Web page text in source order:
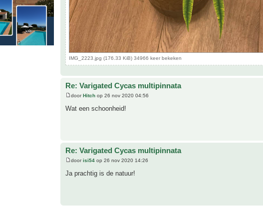
IMG_2223.jpg (176.33 KiB) 34966 keer bekeken
Re: Varigated Cycas multipinnata
doorHitch op 26 nov 2020 04:56
Wat een schoonheid!
Re: Varigated Cycas multipinnata
doorisi54 op 26 nov 2020 14:26
Ja prachtig is de natuur!